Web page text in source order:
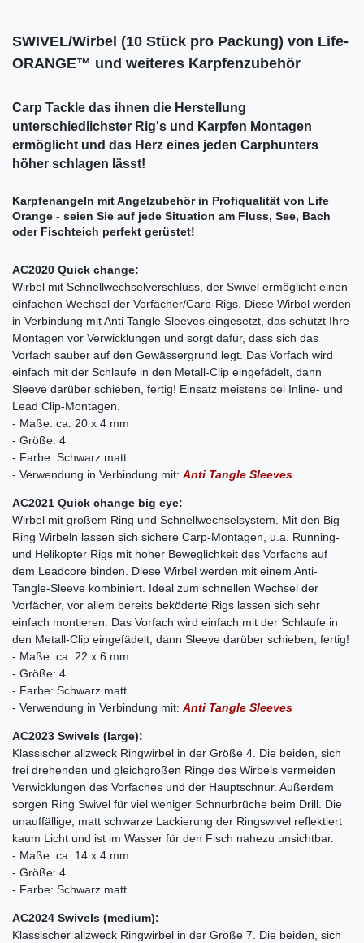
SWIVEL/Wirbel (10 Stück pro Packung) von Life-
ORANGE™ und weiteres Karpfenzubehör
Carp Tackle das ihnen die Herstellung
unterschiedlichster Rig's und Karpfen Montagen
ermöglicht und das Herz eines jeden Carphunters
höher schlagen lässt!
Karpfenangeln mit Angelzubehör in Profiqualität von Life
Orange - seien Sie auf jede Situation am Fluss, See, Bach
oder Fischteich perfekt gerüstet!
AC2020 Quick change:
Wirbel mit Schnellwechselverschluss, der Swivel ermöglicht einen
einfachen Wechsel der Vorfächer/Carp-Rigs. Diese Wirbel werden
in Verbindung mit Anti Tangle Sleeves eingesetzt, das schützt Ihre
Montagen vor Verwicklungen und sorgt dafür, dass sich das
Vorfach sauber auf den Gewässergrund legt. Das Vorfach wird
einfach mit der Schlaufe in den Metall-Clip eingefädelt, dann
Sleeve darüber schieben, fertig! Einsatz meistens bei Inline- und
Lead Clip-Montagen.
- Maße: ca. 20 x 4 mm
- Größe: 4
- Farbe: Schwarz matt
- Verwendung in Verbindung mit: Anti Tangle Sleeves
AC2021 Quick change big eye:
Wirbel mit großem Ring und Schnellwechselsystem. Mit den Big
Ring Wirbeln lassen sich sichere Carp-Montagen, u.a. Running-
und Helikopter Rigs mit hoher Beweglichkeit des Vorfachs auf
dem Leadcore binden. Diese Wirbel werden mit einem Anti-
Tangle-Sleeve kombiniert. Ideal zum schnellen Wechsel der
Vorfächer, vor allem bereits beköderte Rigs lassen sich sehr
einfach montieren. Das Vorfach wird einfach mit der Schlaufe in
den Metall-Clip eingefädelt, dann Sleeve darüber schieben, fertig!
- Maße: ca. 22 x 6 mm
- Größe: 4
- Farbe: Schwarz matt
- Verwendung in Verbindung mit: Anti Tangle Sleeves
AC2023 Swivels (large):
Klassischer allzweck Ringwirbel in der Größe 4. Die beiden, sich
frei drehenden und gleichgroßen Ringe des Wirbels vermeiden
Verwicklungen des Vorfaches und der Hauptschnur. Außerdem
sorgen Ring Swivel für viel weniger Schnurbrüche beim Drill. Die
unauffällige, matt schwarze Lackierung der Ringswivel reflektiert
kaum Licht und ist im Wasser für den Fisch nahezu unsichtbar.
- Maße: ca. 14 x 4 mm
- Größe: 4
- Farbe: Schwarz matt
AC2024 Swivels (medium):
Klassischer allzweck Ringwirbel in der Größe 7. Die beiden, sich